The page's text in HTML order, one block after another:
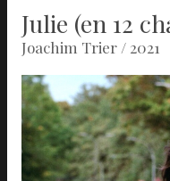
Julie (en 12
Joachim Trier / 2021